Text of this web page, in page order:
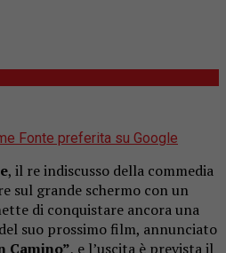
Fonte preferita su Google
, il re indiscusso della commedia
sul grande schermo con un
di conquistare ancora una
suo prossimo film, annunciato
Camino”, e l’uscita è prevista il